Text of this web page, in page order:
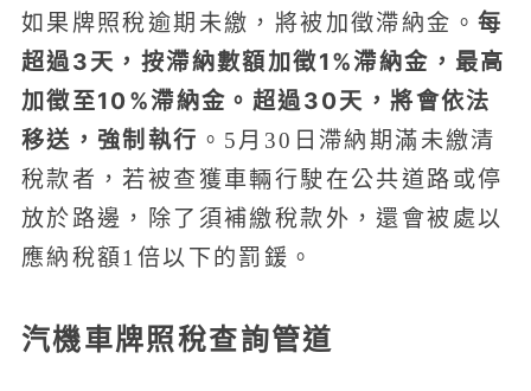
如果牌照稅逾期未繳，將被加徵滯納金。 每
超過3天，按滯納數額加徵1%滯納金，最高
加徵至10%滯納金。超過30天，將會依法
移送，強制執行 。5月30日滯納期滿未繳清
稅款者，若被查獲車輛行駛在公共道路或停
放於路邊，除了須補繳稅款外，還會被處以
應納稅額1倍以下的罰鍰。
汽機車牌照稅查詢管道